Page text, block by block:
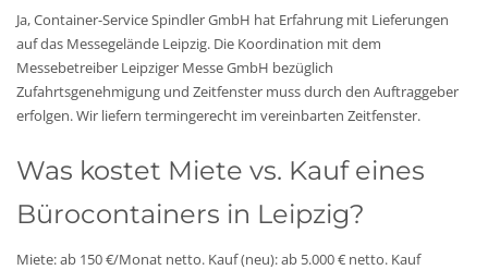
Ja, Container-Service Spindler GmbH hat Erfahrung mit Lieferungen
auf das Messegelände Leipzig. Die Koordination mit dem
Messebetreiber Leipziger Messe GmbH bezüglich
Zufahrtsgenehmigung und Zeitfenster muss durch den Auftraggeber
erfolgen. Wir liefern termingerecht im vereinbarten Zeitfenster.
Was kostet Miete vs. Kauf eines
Bürocontainers in Leipzig?
Miete: ab 150 €/Monat netto. Kauf (neu): ab 5.000 € netto. Kauf